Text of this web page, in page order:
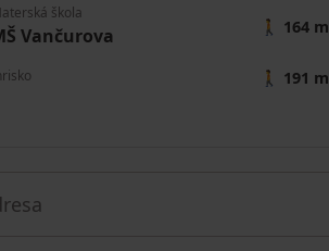
škola
Vančurova 🚶 164 m
🚶 191 m